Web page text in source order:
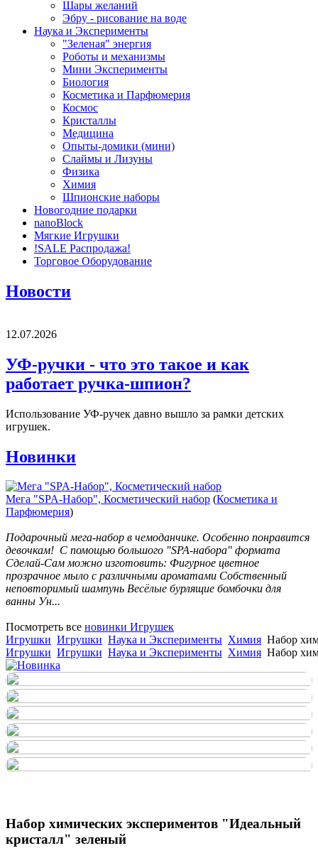
Шары желаний
Эбру - рисование на воде
Наука и Эксперименты
"Зеленая" энергия
Роботы и механизмы
Мини Эксперименты
Биология
Косметика и Парфюмерия
Космос
Кристаллы
Медицина
Опыты-домики (мини)
Слаймы и Лизуны
Физика
Химия
Шпионские наборы
Новогодние подарки
nanoBlock
Мягкие Игрушки
!SALE Распродажа!
Торговое Оборудование
Новости
12.07.2026
УФ-ручки - что это такое и как
работает ручка-шпион?
Использование УФ-ручек давно вышло за рамки детских
игрушек.
Новинки
Мега "SPA-Набор", Косметический набор (Косметика и
Парфюмерия)
Подарочный мега-набор в чемоданчике. Особенно понравится
девочкам! С помощью большого "SPA-набора" формата
Сделай-Сам можно изготовить: Фигурное цветное
прозрачное мыло с различными ароматами Собственный
неповторимый шампунь Весёлые бурлящие бомбочки для
ванны Ун...
Посмотреть все новинки Игрушек
Игрушки Игрушки Наука и Эксперименты Химия Набор
Игрушки Игрушки Наука и Эксперименты Химия Набор
Набор химических экспериментов "Идеальный
кристалл" зеленый